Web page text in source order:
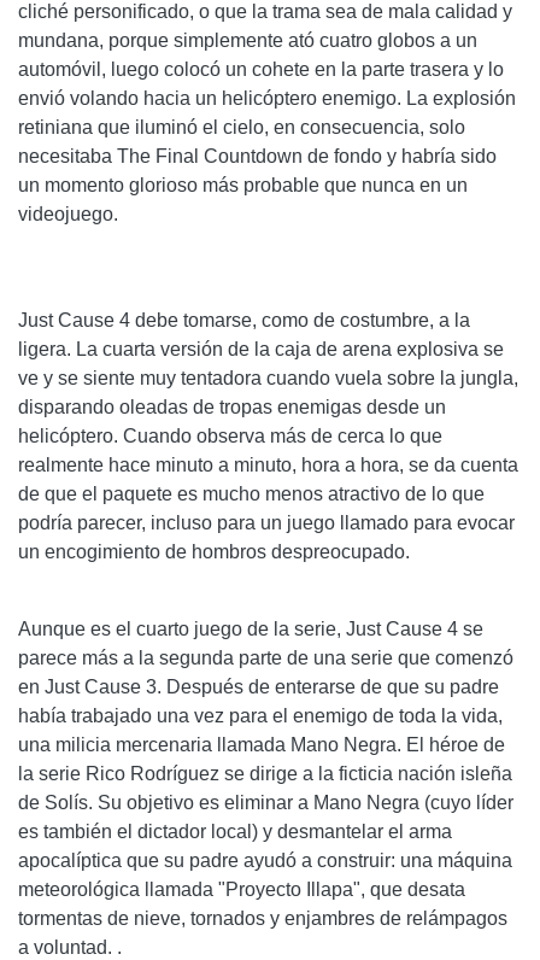
cliché personificado, o que la trama sea de mala calidad y
mundana, porque simplemente ató cuatro globos a un
automóvil, luego colocó un cohete en la parte trasera y lo
envió volando hacia un helicóptero enemigo. La explosión
retiniana que iluminó el cielo, en consecuencia, solo
necesitaba The Final Countdown de fondo y habría sido
un momento glorioso más probable que nunca en un
videojuego.
Just Cause 4 debe tomarse, como de costumbre, a la
ligera. La cuarta versión de la caja de arena explosiva se
ve y se siente muy tentadora cuando vuela sobre la jungla,
disparando oleadas de tropas enemigas desde un
helicóptero. Cuando observa más de cerca lo que
realmente hace minuto a minuto, hora a hora, se da cuenta
de que el paquete es mucho menos atractivo de lo que
podría parecer, incluso para un juego llamado para evocar
un encogimiento de hombros despreocupado.
Aunque es el cuarto juego de la serie, Just Cause 4 se
parece más a la segunda parte de una serie que comenzó
en Just Cause 3. Después de enterarse de que su padre
había trabajado una vez para el enemigo de toda la vida,
una milicia mercenaria llamada Mano Negra. El héroe de
la serie Rico Rodríguez se dirige a la ficticia nación isleña
de Solís. Su objetivo es eliminar a Mano Negra (cuyo líder
es también el dictador local) y desmantelar el arma
apocalíptica que su padre ayudó a construir: una máquina
meteorológica llamada "Proyecto Illapa", que desata
tormentas de nieve, tornados y enjambres de relámpagos
a voluntad. .